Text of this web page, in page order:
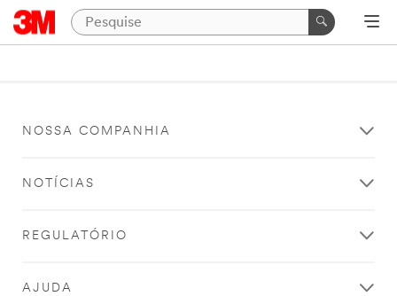
NOSSA COMPANHIA
NOTÍCIAS
REGULATÓRIO
AJUDA